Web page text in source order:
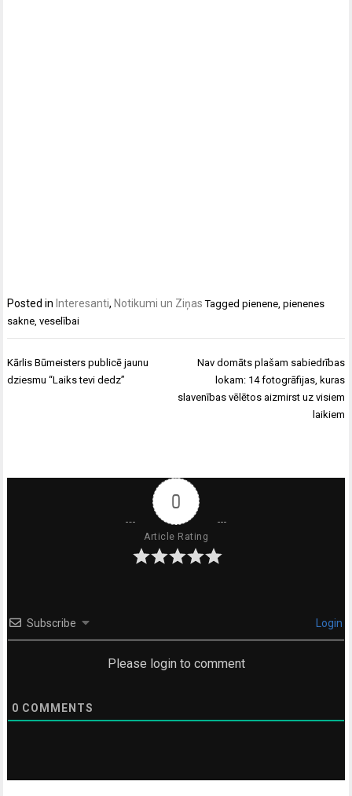
Posted in Interesanti, Notikumi un Ziņas Taggedpienene,pienenes
sakne,veselībai
Ziņu
izvēlne
Kārlis Būmeisters publicē jaunu
dziesmu “Laiks tevi dedz”
Nav domāts plašam sabiedrības
lokam: 14 fotogrāfijas, kuras
slavenības vēlētos aizmirst uz visiem
laikiem
0
Article Rating
Subscribe Login
Please login to comment
0 COMMENTS